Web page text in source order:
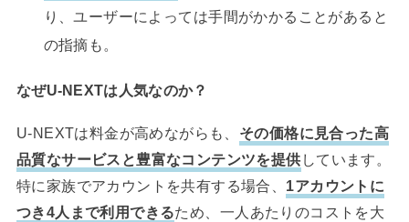
り、ユーザーによっては手間がかかることがあると
の指摘も。
なぜU-NEXTは人気なのか？
U-NEXTは料金が高めながらも、 その価格に見合った高
品質なサービスと豊富なコンテンツを提供 しています。
特に家族でアカウントを共有する場合、 1アカウントに
つき4人まで利用できるため、一人あたりのコストを大